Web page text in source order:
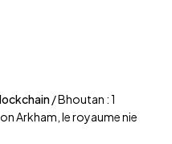
/Bhoutan : 1
Arkham, le royaume nie